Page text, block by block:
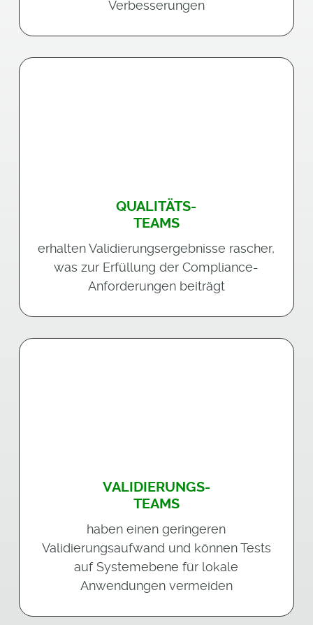
Verbesserungen
QUALITÄTS-
TEAMS
erhalten Validierungsergebnisse rascher,
was zur Erfüllung der Compliance-
Anforderungen beiträgt
VALIDIERUNGS-
TEAMS
haben einen geringeren
Validierungsaufwand und können Tests
auf Systemebene für lokale
Anwendungen vermeiden